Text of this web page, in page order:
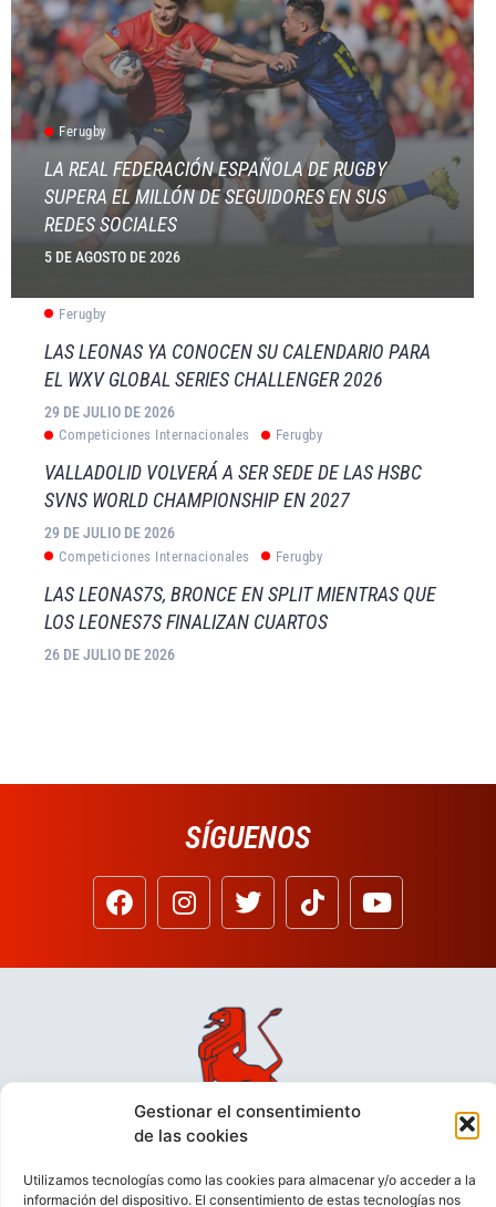
Gestionar el consentimiento
de las cookies
Utilizamos tecnologías como las cookies para almacenar y/o acceder a la
información del dispositivo. El consentimiento de estas tecnologías nos
Ferugby
LA REAL FEDERACIÓN ESPAÑOLA DE RUGBY
SUPERA EL MILLÓN DE SEGUIDORES EN SUS
REDES SOCIALES
5 DE AGOSTO DE 2026
Ferugby
LAS LEONAS YA CONOCEN SU CALENDARIO PARA
EL WXV GLOBAL SERIES CHALLENGER 2026
29 DE JULIO DE 2026
Competiciones Internacionales Ferugby
VALLADOLID VOLVERÁ A SER SEDE DE LAS HSBC
SVNS WORLD CHAMPIONSHIP EN 2027
29 DE JULIO DE 2026
Competiciones Internacionales Ferugby
LAS LEONAS7S, BRONCE EN SPLIT MIENTRAS QUE
LOS LEONES7S FINALIZAN CUARTOS
26 DE JULIO DE 2026
SÍGUENOS